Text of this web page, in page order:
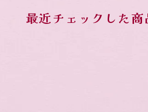
最近チェックした商